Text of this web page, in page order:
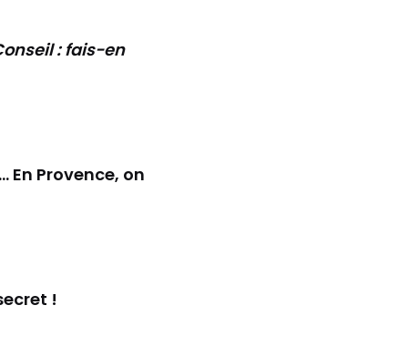
: fais-en
Provence, on
!